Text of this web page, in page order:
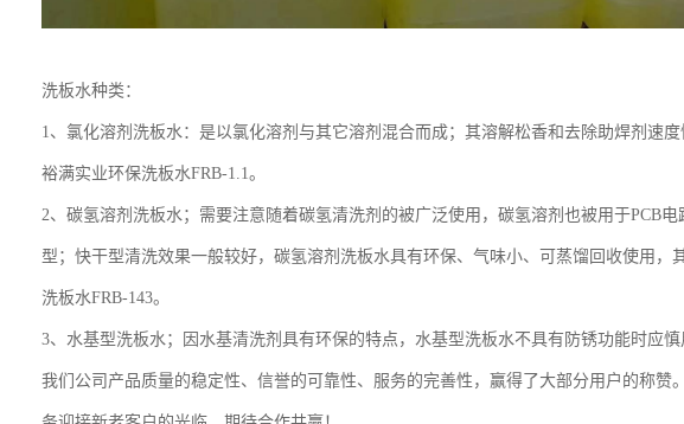
洗板水种类：
1、氯化溶剂洗板水：是以氯化溶剂与其它溶剂混合而成；其溶解松香和去除助焊剂速
裕满实业环保洗板水FRB-1.1。
2、碳氢溶剂洗板水；需要注意随着碳氢清洗剂的被广泛使用，碳氢溶剂也被用于PCB
型；快干型清洗效果一般较好，碳氢溶剂洗板水具有环保、气味小、可蒸馏回收使用，
洗板水FRB-143。
3、水基型洗板水；因水基清洗剂具有环保的特点，水基型洗板水不具有防锈功能时应
我们公司产品质量的稳定性、信誉的可靠性、服务的完善性，赢得了大部分用户的称赞